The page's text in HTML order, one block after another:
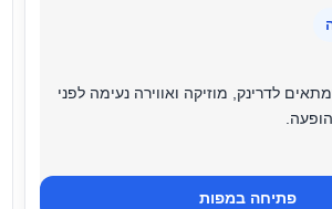
לדרינק, מוזיקה ואווירה נעימה לפני
פתיחה במפות